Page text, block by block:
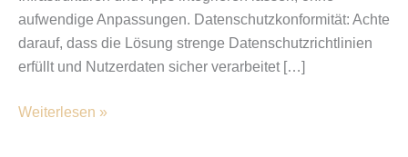
aufwendige Anpassungen. Datenschutzkonformität: Achte
darauf, dass die Lösung strenge Datenschutzrichtlinien
erfüllt und Nutzerdaten sicher verarbeitet […]
Weiterlesen »